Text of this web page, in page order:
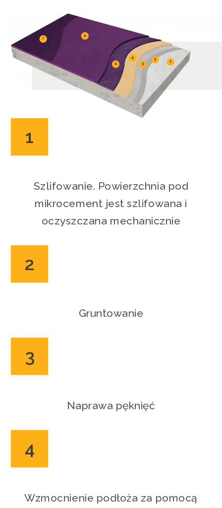
1
Szlifowanie. Powierzchnia pod
mikrocement jest szlifowana i
oczyszczana mechanicznie
2
Gruntowanie
3
Naprawa pęknięć
4
Wzmocnienie podłoża za pomocą